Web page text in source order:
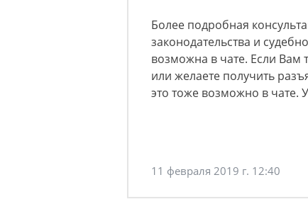
Более подробная
законодательства и
возможна в чате. Если Вам
или желаете получить
это тоже возможно в чате.
11 февраля 2019 г. 12:40